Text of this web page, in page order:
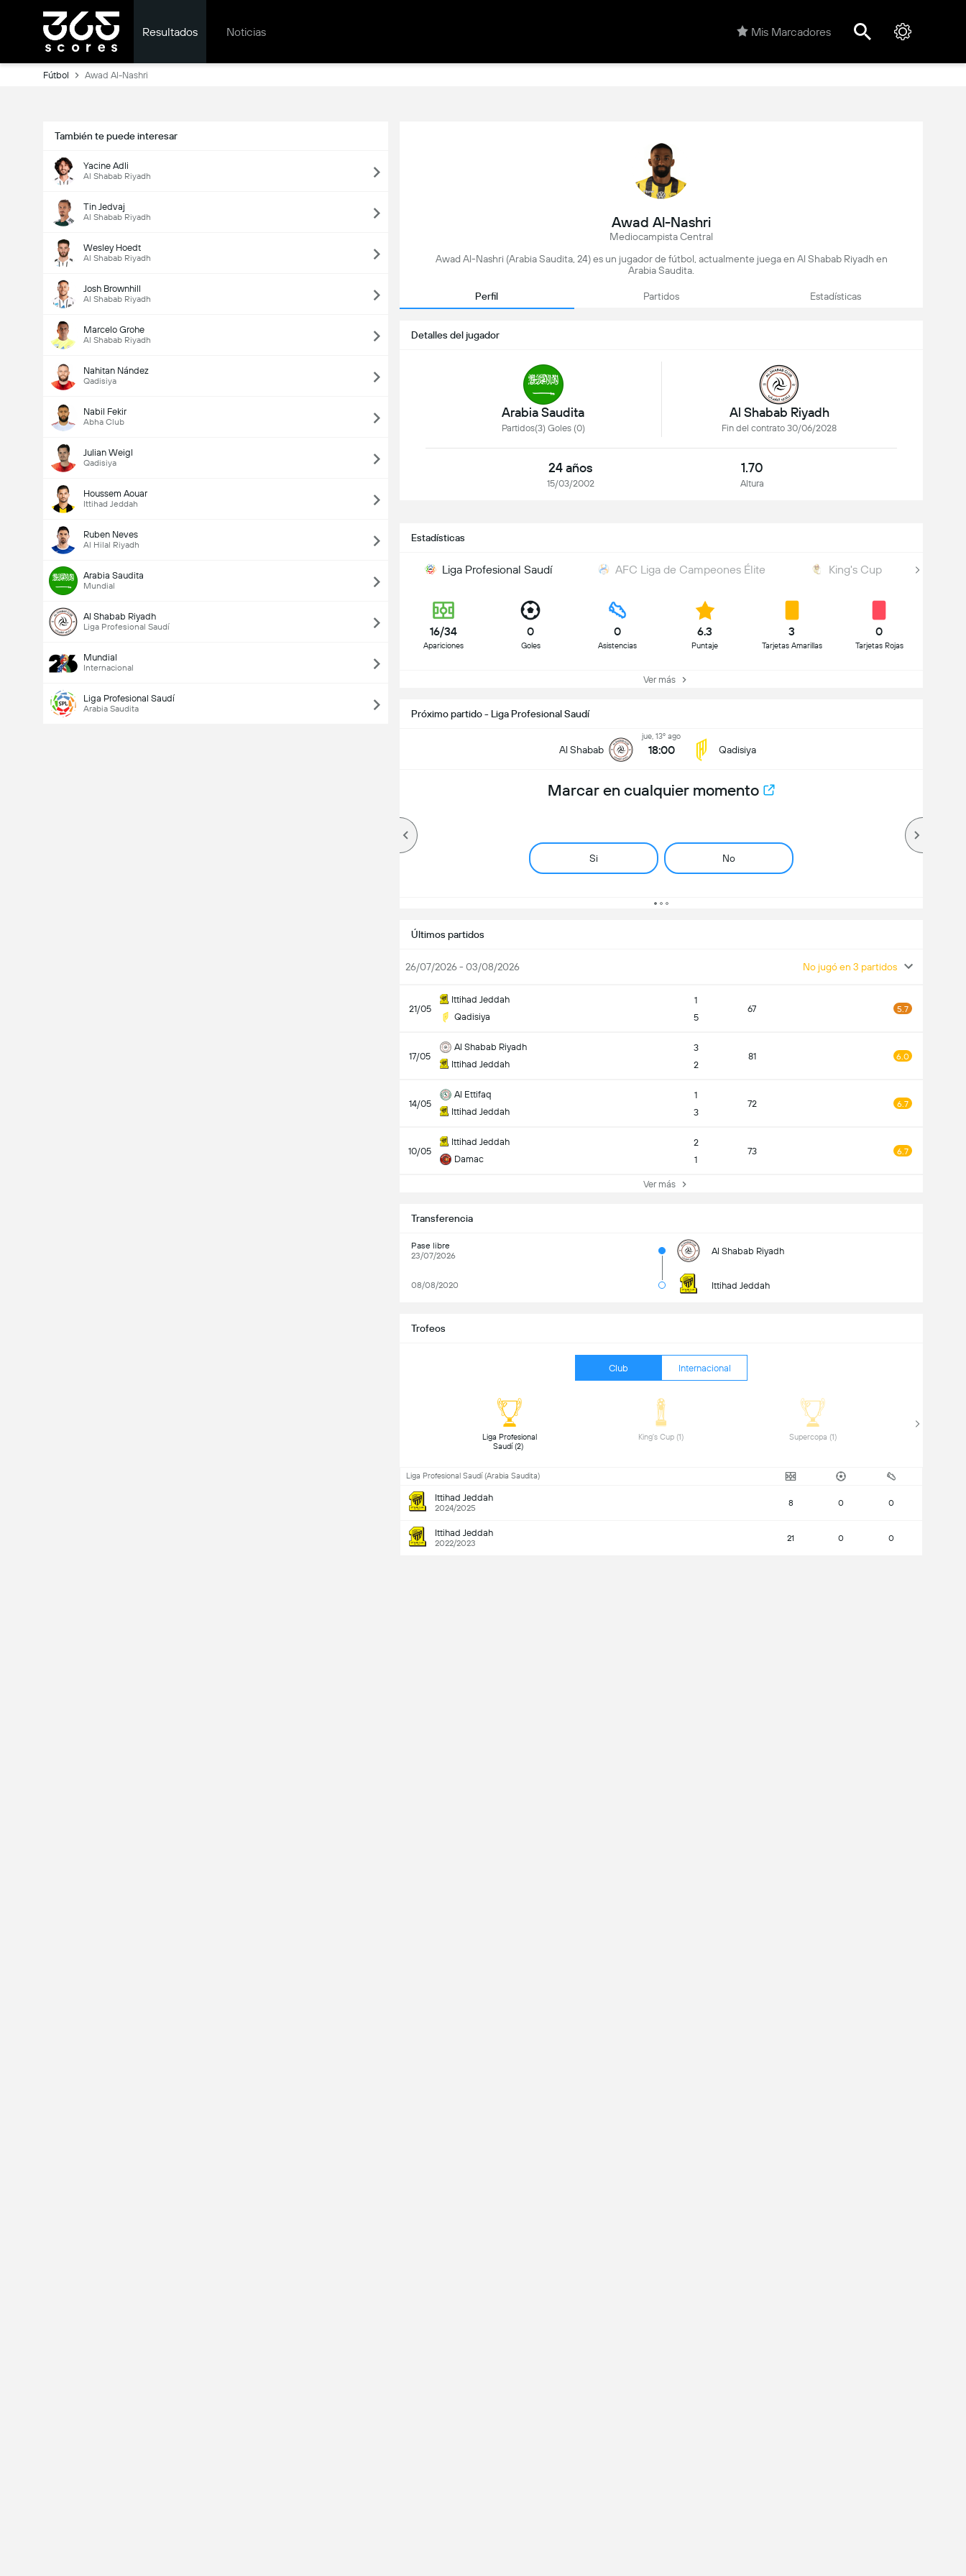
Resultados Noticias Mis Marcadores
Fútbol Awad Al-Nashri
También te puede interesar
Yacine Adli
Al Shabab Riyadh
Tin Jedvaj
Al Shabab Riyadh
Wesley Hoedt
Al Shabab Riyadh
Josh Brownhill
Al Shabab Riyadh
Marcelo Grohe
Al Shabab Riyadh
Nahitan Nández
Qadisiya
Nabil Fekir
Abha Club
Julian Weigl
Qadisiya
Houssem Aouar
Ittihad Jeddah
Ruben Neves
Al Hilal Riyadh
Arabia Saudita
Mundial
Al Shabab Riyadh
Liga Profesional Saudí
Mundial
Internacional
Liga Profesional Saudí
Arabia Saudita
Awad Al-Nashri
Mediocampista Central
Awad Al-Nashri (Arabia Saudita, 24) es un jugador de fútbol, actualmente juega en Al Shabab Riyadh en
Arabia Saudita.
Perfil Partidos Estadísticas
Detalles del jugador
Arabia Saudita
Partidos(3) Goles (0)
Al Shabab Riyadh
Fin del contrato 30/06/2028
24 años
15/03/2002
1.70
Altura
Estadísticas
Liga Profesional Saudí AFC Liga de Campeones Élite King's Cup
16/34
Apariciones
0
Goles
0
Asistencias
6.3
Puntaje
3
Tarjetas Amarillas
0
Tarjetas Rojas
Ver más
Próximo partido - Liga Profesional Saudí
Al Shabab
jue, 13º ago
18:00 Qadisiya
Marcar en cualquier momento
Si No
Últimos partidos
26/07/2026 - 03/08/2026 No jugó en 3 partidos
21/05
Ittihad Jeddah
Qadisiya
1
5
67 5.7
17/05
Al Shabab Riyadh
Ittihad Jeddah
3
2
81 6.0
14/05
Al Ettifaq
Ittihad Jeddah
1
3
72 6.7
10/05
Ittihad Jeddah
Damac
2
1
73 6.7
Ver más
Transferencia
Pase libre
23/07/2026
Al Shabab Riyadh
08/08/2020 Ittihad Jeddah
Trofeos
Club Internacional
Liga Profesional
Liga Profesional Saudí (Arabia Saudita)
Ittihad Jeddah
2024/2025 8 0 0
Ittihad Jeddah
2022/2023 21 0 0